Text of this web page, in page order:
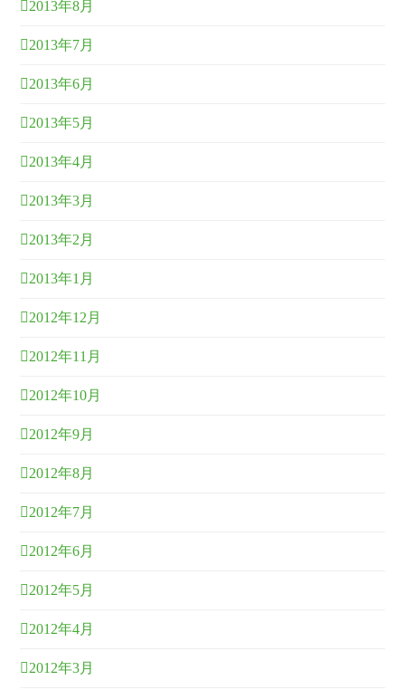
2013年8月
2013年7月
2013年6月
2013年5月
2013年4月
2013年3月
2013年2月
2013年1月
2012年12月
2012年11月
2012年10月
2012年9月
2012年8月
2012年7月
2012年6月
2012年5月
2012年4月
2012年3月